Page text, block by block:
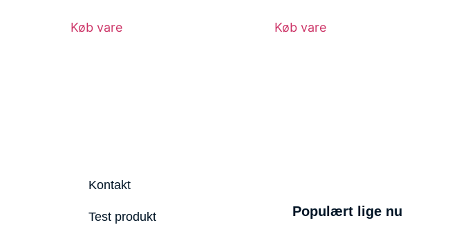
Køb vare Køb vare
Kontakt
Test produkt Populært lige nu